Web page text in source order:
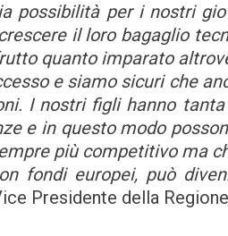
possibilità per i nostri
il loro bagaglio
quanto imparato
e siamo sicuri che
I nostri figli hanno
e in questo modo
più competitivo ma
fondi europei, può
Presidente della